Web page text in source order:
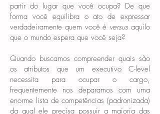
partir do lugar que você ocupa? De que
forma você equilibra o ato de expressar
verdadeiramente quem você é versus aquilo
que o mundo espera que você seja?
Quando buscamos compreender quais são
os atributos que um executivo C-level
necessita para ocupar o cargo,
frequentemente nos deparamos com uma
enorme lista de competências (padronizada)
da qual ele precisa possuir a maioria das